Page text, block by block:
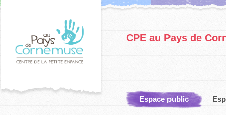
CPE au Pays de
Espace public